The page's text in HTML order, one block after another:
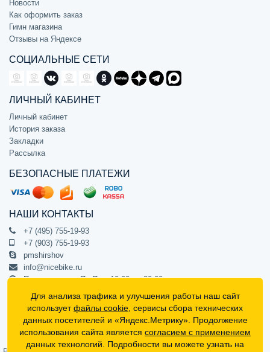
Новости
Как оформить заказ
Гимн магазина
Отзывы на Яндексе
СОЦИАЛЬНЫЕ СЕТИ
ЛИЧНЫЙ КАБИНЕТ
Личный кабинет
История заказа
Закладки
Рассылка
БЕЗОПАСНЫЕ ПЛАТЕЖИ
НАШИ КОНТАКТЫ
+7 (495) 755-19-93
+7 (903) 755-19-93
pmshirshov
info@nicebike.ru
Прием звонков Пн-Пт с 10:00 до 20:00
ПВЗ Пн-Пт с 10:00 до 20:00
г. Москва, ул. Барклая 13с1
подъезд 1, цокольный этаж, офис 1
Официальный интернет-магазин NiceBike © 2012 - 2026
Для анализа трафика и улучшения работы наш сайт
используетфайлы cookie , сервисы сбора технических
данных посетителей и «Яндекс.Метрику». Продолжение
использования сайта является согласием с применением
данных технологий. Подробности вы можете узнать на